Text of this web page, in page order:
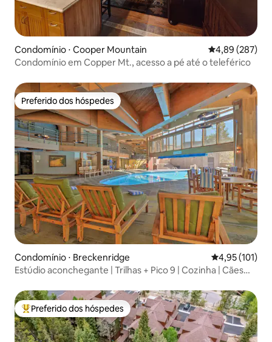
Condomínio ⋅ Cooper Mountain 4,89 de uma
4,89 (287)
Condomínio em Copper Mt., acesso a pé até o teleférico
Preferido dos hóspedes
Preferido dos hóspedes
Condomínio ⋅ Breckenridge 4,95 de uma
4,95 (101)
Estúdio aconchegante | Trilhas + Pico 9 | Cozinha | Cães
Entre os melhores preferidos dos hóspedes
Preferido dos hóspedes